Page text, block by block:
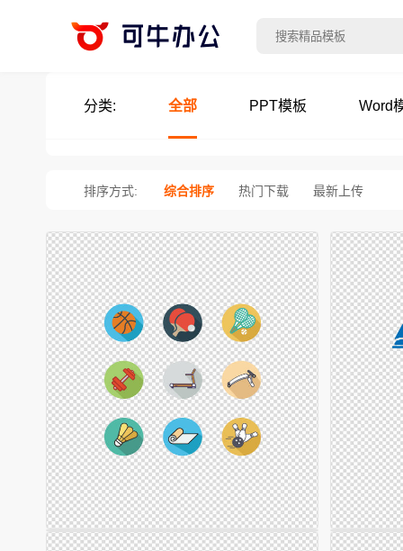
分类: 全部 PPT模板 Word
排序方式: 综合排序 热门下载 最新上传